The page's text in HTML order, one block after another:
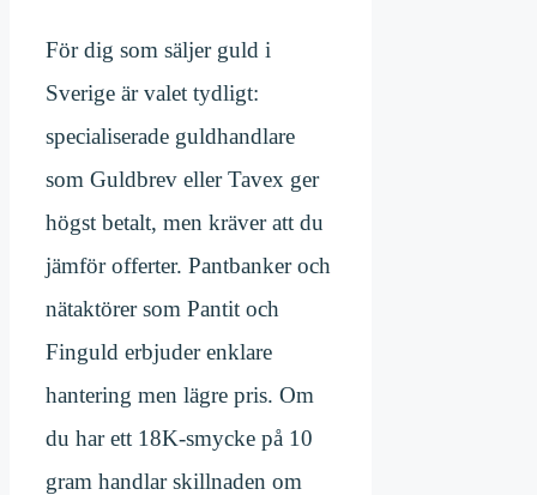
För dig som säljer guld i
Sverige är valet tydligt:
specialiserade guldhandlare
som Guldbrev eller Tavex ger
högst betalt, men kräver att du
jämför offerter. Pantbanker och
nätaktörer som Pantit och
Finguld erbjuder enklare
hantering men lägre pris. Om
du har ett 18K-smycke på 10
gram handlar skillnaden om